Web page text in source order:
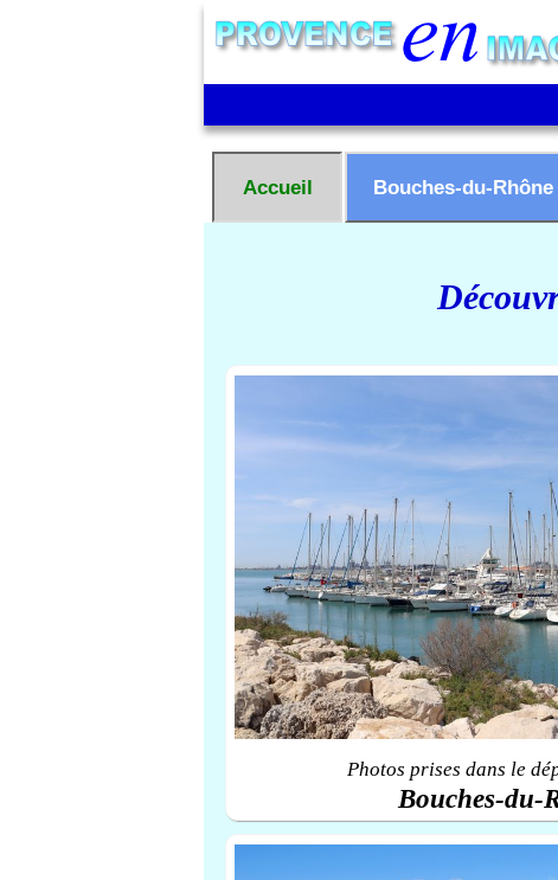
Accueil Bouches-du-Rhône
Photos prises dans le
Bouches-du-